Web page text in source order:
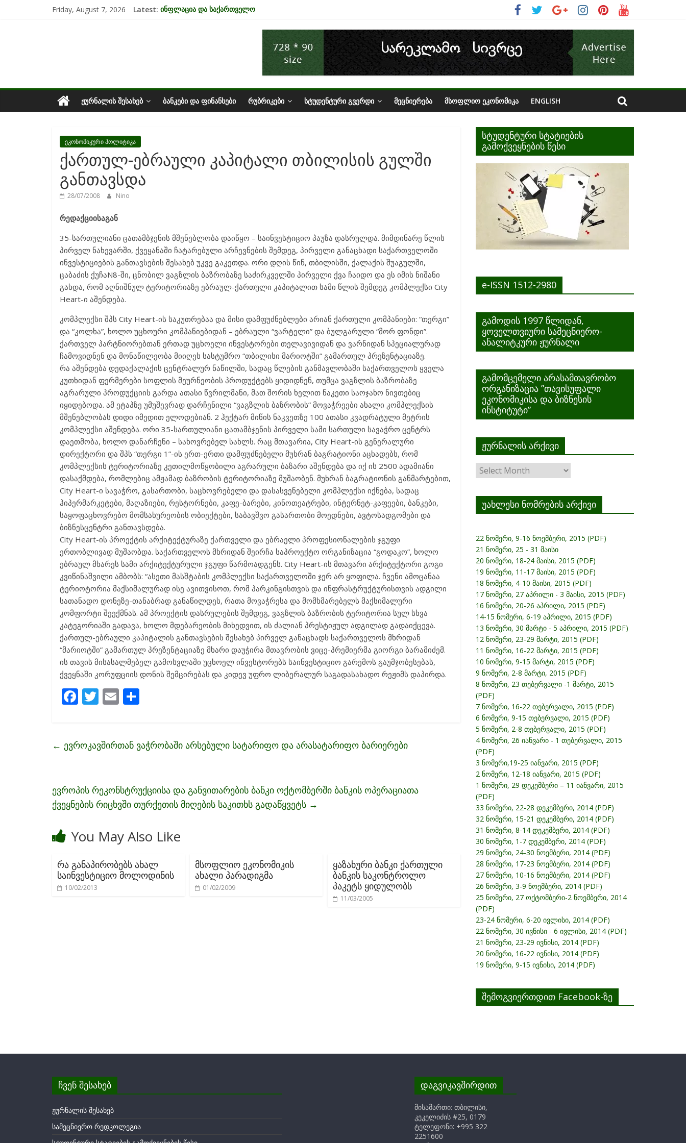
Friday, August 7, 2026 Latest: ინფლაცია და საქართველო
მიგრაციისა და ეკონომიკის ურთიერთკავშირი
EU-ის კანდიდატის სტატუსის ეკონომიკური სარგებელი
უძრავი ქონების ბაზარი საქართველოში
ᲟᲣᲠᲜᲐᲚᲘᲡ ᲨᲔᲡᲐᲮᲔᲑ ᲑᲐᲜᲙᲔᲑᲘ ᲓᲐ ᲤᲘᲜᲐᲜᲡᲔᲑᲘ ᲠᲣᲑᲠᲘᲙᲔᲑᲘ ᲡᲢᲣᲓᲔᲜᲢᲣᲠᲘ ᲒᲕᲔᲠᲓᲘ ᲛᲔᲪᲜᲘᲔᲠᲔᲑᲐ ᲛᲡᲝᲤᲚᲘᲝ ᲔᲙᲝᲜᲝᲛᲘᲙᲐ ENGLISH
ეკონომიკური პოლიტიკა
ქართულ-ებრაული კაპიტალი თბილისის გულში
განთავსდა
28/07/2008 Nino
რედაქციისაგან
35-სართულიანი ცათამბჯენის მშენებლობა დაიწყო – საინვესტიციო პაუზა დასრულდა. მიმდინარე წლის
პირველ ნახევარში, ქვეყანაში ჩატარებული არჩევნების შემდეგ, პირველი განაცხადი საქართველოში
ინვესტიციების განთავსების შესახებ უკვე გაკეთდა. ორი დღის წინ, თბილისში, ქალაქის შუაგულში,
ცაბაძის ქუჩაN8-ში, ცნობილ ვაგზლის ბაზრობაზე საძირკველში პირველი ქვა ჩაიდო და ეს იმის ნიშანი
გახდა, რომ აღნიშნულ ტერიტორიაზე ებრაულ-ქართული კაპიტალით სამი წლის შემდეგ კომპლექსი City
Heart-ი აშენდება.
კომპლექსი შპს City Heart-ის საკუთრებაა და მისი დამფუძნებლები არიან ქართული კომპანიები: “თერგი”
და “კოლხა”, ხოლო უცხოური კომპანიებიდან – ებრაული “ვარტელი” და ბულგარული “მორ ფონდი”.
ქართველ პარტნიორებთან ერთად უცხოელი ინვესტორები თელავივიდან და ვარნიდან სპეციალურად
ჩამოვიდნენ და მონაწილეობა მიიღეს სასტუმრო “თბილისი მარიოტში” გამართულ პრეზენტაციაზე.
რა აშენდება დედაქალაქის ცენტრალურ ნაწილში, სადაც წლების განმავლობაში საქართველოს ყველა
კუთხიდან ფერმერები სოფლის მეურნეობის პროდუქტებს ყიდიდნენ, თუმცა ვაგზლის ბაზრობაზე
აგრარული პროდუქციის გარდა ათასი წვრილმანი, მათ შორის ხელით ნაკეთი საოჯახო ნივთებიც
იყიდებოდა. ამ ეტაპზე უმუშევრად დარჩენილი “ვაგზლის ბაზრობის” მოვაჭრეები ახალი კომპლექსის
მშენებლობას დიდი იმედით ელოდებიან. 2 ჰექტარ მიწის ნაკვეთზე 100 ათასი კვადრატული მეტრის
კომპლექსი აშენდება. ორი 35-სართულიანი ცათამბჯენის პირველი სამი სართული სავაჭრო ცენტრს
დაეთმობა, ხოლო დანარჩენი – სახოვრებელ სახლს. რაც მთავარია, City Heart-ის გენერალური
დირექტორი და შპს “თერგი 1”-ის ერთ-ერთი დამფუძნებელი მუხრან ბაგრატიონი აცხადებს, რომ
კომპლექსის ტერიტორიაზე კეთილმოწყობილი აგრარული ბაზარი აშენდება და იქ ის 2500 ადამიანი
დასაქმდება, რომლებიც ამჟამად ბაზრობის ტერიტორიაზე მუშაობენ. მუხრან ბაგრატიონის განმარტებით,
City Heart-ი სავაჭრო, გასართობი, საცხოვრებელი და დასასვენებელი კომპლექსი იქნება, სადაც
ჰიპერმარკეტები, მაღაზიები, რესტორნები, კაფე-ბარები, კინოთეატრები, ინტერნეტ-კაფეები, ბანკები,
საყოფაცხოვრებო მომსახურეობის ობიექტები, საბავშვო გასართობი მოედნები, ავტოსადგომები და
ბიზნესცენტრი განთავსდება.
City Heart-ის პროექტის არქიტექტურაზე ქართველი და ებრაელი პროფესიონალების ჯგუფი
ერთობლივად მუშაობდა. საქართველოს მხრიდან შეირჩა საპროექტო ორგანიზაცია “გოდაკო”, ხოლო
ებრაულ მხარეს სამი არქიტექტურული ჯგუფი წარმოადგენს. City Heart-ის მთავარი არქიტექტორი გოგი
კვიწინაშვილი ამბობს: “ასეთი მასშტაბის კომპლექსი საქართველოში ჯერ არ ყოფილა. ჩვენი ამოცანაა
ტერიოტორია მაქსიმალურად ისე ავითვისოთ, რომ პარკინგისთვის და ინფრასტრუქტურისთვის ადგილი
სათანადო დონეზე-თანაბრად განაწილდეს, რათა მოვაჭრესა და მომხმარებელს მაქსიმალური
კომფორტი შეექმნას. ამ პროექტის დასრულების შემდეგ, ვაგზლის ბაზრობის ტერიტორია სულ სხვა
კატეგორიაში გადავა, ხოლო მდებარეობის მიხედვით, ის ძალიან პრესტიჟულ ადგილად გადაიქცევა.
ქართულ-ებრაული კაპიტალის განთავსების შესახებ პირველ განაცხადს საქართველოს მხრიდან
“მარიოტში” გამართულ პრეზენტაციაზე მხარი დაუჭირა მთავრობის ვიცე-პრემიერმა გიორგი ბარამიძემ.
ის თავის მისასალმებელ გამოსვლაში უცხოელ ინვესტორებს საინვესტიციო გარემოს გაუმჯობესებას,
ქვეყნაში კორუფციის დონის შემცირებას და კიდევ უფრო ლიბერალურ საგადასახადო რეჟიმს დაპირდა.
F
b
k
T
er
E
l e
← ევროკავშირთან ვაჭრობაში არსებული სატარიფო და არასატარიფო ბარიერები
ევროპის რეკონსტრუქციისა და განვითარების ბანკი ოქტომბერში ბანკის ოპერაციათა
ქვეყნების რიცხვში თურქეთის მიღების საკითხს გადაწყვეტს →
You May Also Like
რა განაპირობებს ახალ
საინვესტიციო მოლოდინის
10/02/2013
მსოფლიო ეკონომიკის
ახალი პარადიგმა
01/02/2009
ყაზახური ბანკი ქართული
ბანკის საკონტროლო
პაკეტს ყიდულობს
11/03/2005
სტუდენტური სტატიების
გამოქვეყნების წესი
e-ISSN 1512-2980
გამოდის 1997 წლიდან,
ყოველთვიური სამეცნიერო-
ანალიტკური ჟურნალი
გამომცემელი არასამთავრობო
ორგანიზაცია ”თავისუფალი
ეკონომიკისა და ბიზნესის
ინსტიტუტი”
ჟურნალის არქივი
ჟურნალის
არქივი
უახლესი ნომრების არქივი
22 ნომერი, 9-16 ნოემბერი, 2015 (PDF)
21 ნომერი, 25 - 31 მაისი
20 ნომერი, 18-24 მაისი, 2015 (PDF)
19 ნომერი, 11-17 მაისი, 2015 (PDF)
18 ნომერი, 4-10 მაისი, 2015 (PDF)
17 ნომერი, 27 აპრილი - 3 მაისი, 2015 (PDF)
16 ნომერი, 20-26 აპრილი, 2015 (PDF)
14-15 ნომერი, 6-19 აპრილი, 2015 (PDF)
13 ნომერი, 30 მარტი - 5 აპრილი, 2015 (PDF)
12 ნომერი, 23-29 მარტი, 2015 (PDF)
11 ნომერი, 16-22 მარტი, 2015 (PDF)
10 ნომერი, 9-15 მარტი, 2015 (PDF)
9 ნომერი, 2-8 მარტი, 2015 (PDF)
8 ნომერი, 23 თებერვალი -1 მარტი, 2015
(PDF)
7 ნომერი, 16-22 თებერვალი, 2015 (PDF)
6 ნომერი, 9-15 თებერვალი, 2015 (PDF)
5 ნომერი, 2-8 თებერვალი, 2015 (PDF)
4 ნომერი, 26 იანვარი - 1 თებერვალი, 2015
(PDF)
3 ნომერი,19-25 იანვარი, 2015 (PDF)
2 ნომერი, 12-18 იანვარი, 2015 (PDF)
1 ნომერი, 29 დეკემბერი – 11 იანვარი, 2015
(PDF)
33 ნომერი, 22-28 დეკემბერი, 2014 (PDF)
32 ნომერი, 15-21 დეკემბერი, 2014 (PDF)
31 ნომერი, 8-14 დეკემბერი, 2014 (PDF)
30 ნომერი, 1-7 დეკემბერი, 2014 (PDF)
29 ნომერი, 24-30 ნოემბერი, 2014 (PDF)
28 ნომერი, 17-23 ნოემბერი, 2014 (PDF)
27 ნომერი, 10-16 ნოემბერი, 2014 (PDF)
26 ნომერი, 3-9 ნოემბერი, 2014 (PDF)
25 ნომერი, 27 ოქტომბერი-2 ნოემბერი, 2014
(PDF)
23-24 ნომერი, 6-20 ივლისი, 2014 (PDF)
22 ნომერი, 30 ივნისი - 6 ივლისი, 2014 (PDF)
21 ნომერი, 23-29 ივნისი, 2014 (PDF)
20 ნომერი, 16-22 ივნისი, 2014 (PDF)
19 ნომერი, 9-15 ივნისი, 2014 (PDF)
შემოგვიერთდით Facebook-ზე
ჩვენ შესახებ
ჟურნალის შესახებ
სამეცნიერო რედკოლეგია
დაგვიკავშირდით
მისამართი: თბილისი,
კეკელიძის #25, 0179
ტელეფონი: +995 322
2251600